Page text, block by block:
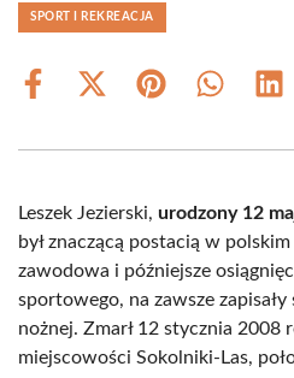
SPORT I REKREACJA
Share
Share
(Twitter)
Share Share
Leszek Jezierski, urodzony 12
był znaczącą postacią w
zawodowa i późniejsze
sportowego, na zawsze
nożnej. Zmarł 12 stycznia 2008
miejscowości Sokolniki-Las,